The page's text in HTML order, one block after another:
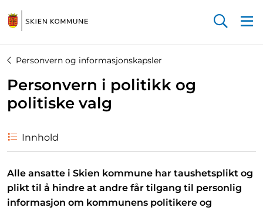
Personvern og informasjonskapsler
Personvern i politikk og
politiske valg
Innhold
Alle ansatte i Skien kommune har taushetsplikt og
plikt til å hindre at andre får tilgang til personlig
informasjon om kommunens politikere og